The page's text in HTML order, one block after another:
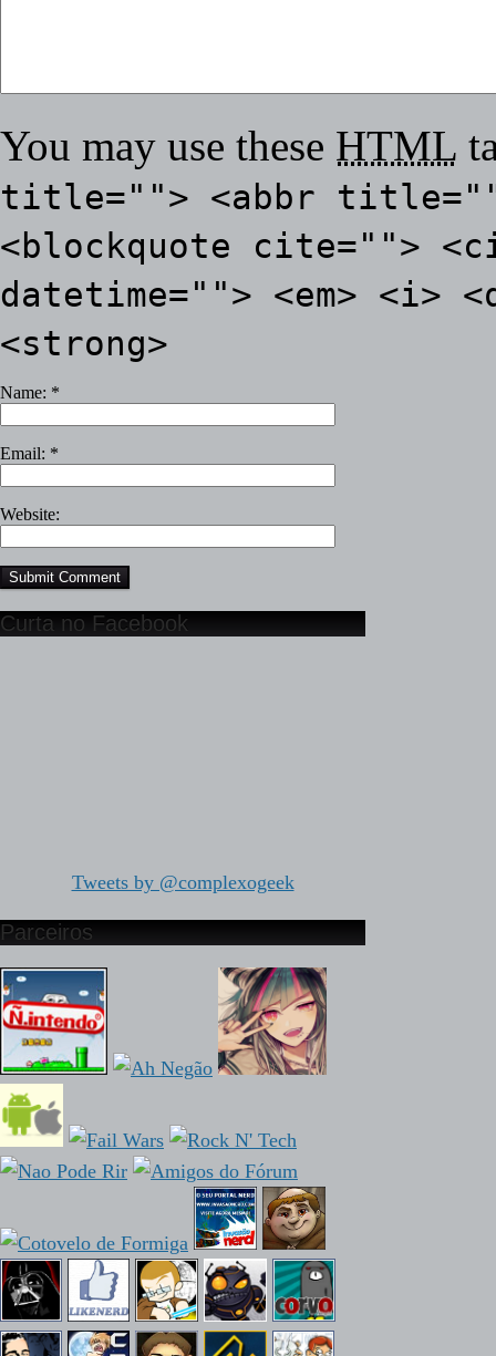
You may use these HTML
title=""> <abbr
<blockquote cite="">
datetime=""> <em> <i>
<strong>
Name: *
Email: *
Website:
Curta no Facebook
Tweets by @complexogeek
Parceiros